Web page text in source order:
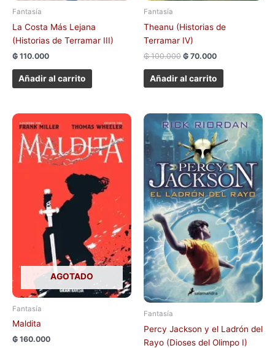
Fantasía
La Costa Más Lejana
(Historias de Terramar III)
₲ 110.000
Añadir al carrito
Fantasía
Theanu (Historias de
Terramar IV)
₲100.000 ₲ 70.000
Añadir al carrito
AGOTADO
Fantasía
Maldita
₲ 160.000
Fantasía
Percy Jackson y el Ladrón del
Rayo (Dioses del Olimpo I)